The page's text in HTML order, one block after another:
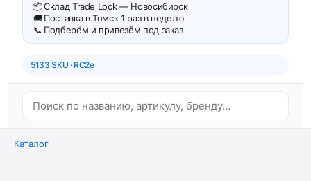
📦Склад Trade Lock — Новосибирск
🚚 Поставка в Томск 1 раз в неделю
📞 Подберём и привезём под заказ
5133 SKU · RC2e
Каталог